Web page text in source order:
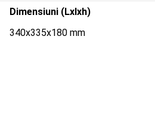
Dimensiuni (Lxlxh)
340x335x180 mm